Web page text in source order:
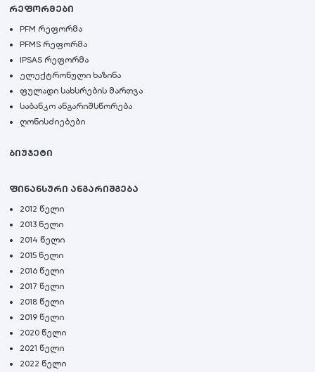
რეფორმები
PFM რეფორმა
PFMS რეფორმა
IPSAS რეფორმა
ელექტრონული ხაზინა
ფულადი სახსრების მართვა
საბანკო ანგარიშსწორება
ღონისძიებები
ბიუჯეტი
ფინანსური ანგარიშგება
2012 წელი
2013 წელი
2014 წელი
2015 წელი
2016 წელი
2017 წელი
2018 წელი
2019 წელი
2020 წელი
2021 წელი
2022 წელი